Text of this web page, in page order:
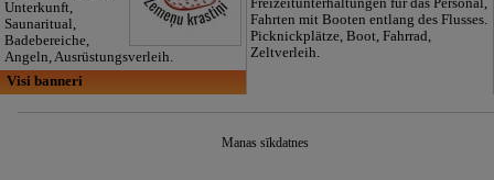
Unterkunft,
Saunaritual,
Badebereiche,
Angeln, Ausrüstungsverleih.
Fahrten mit Booten entlang des Flusses.
Picknickplätze, Boot, Fahrrad,
Zeltverleih.
Visi banneri
Manas sīkdatnes